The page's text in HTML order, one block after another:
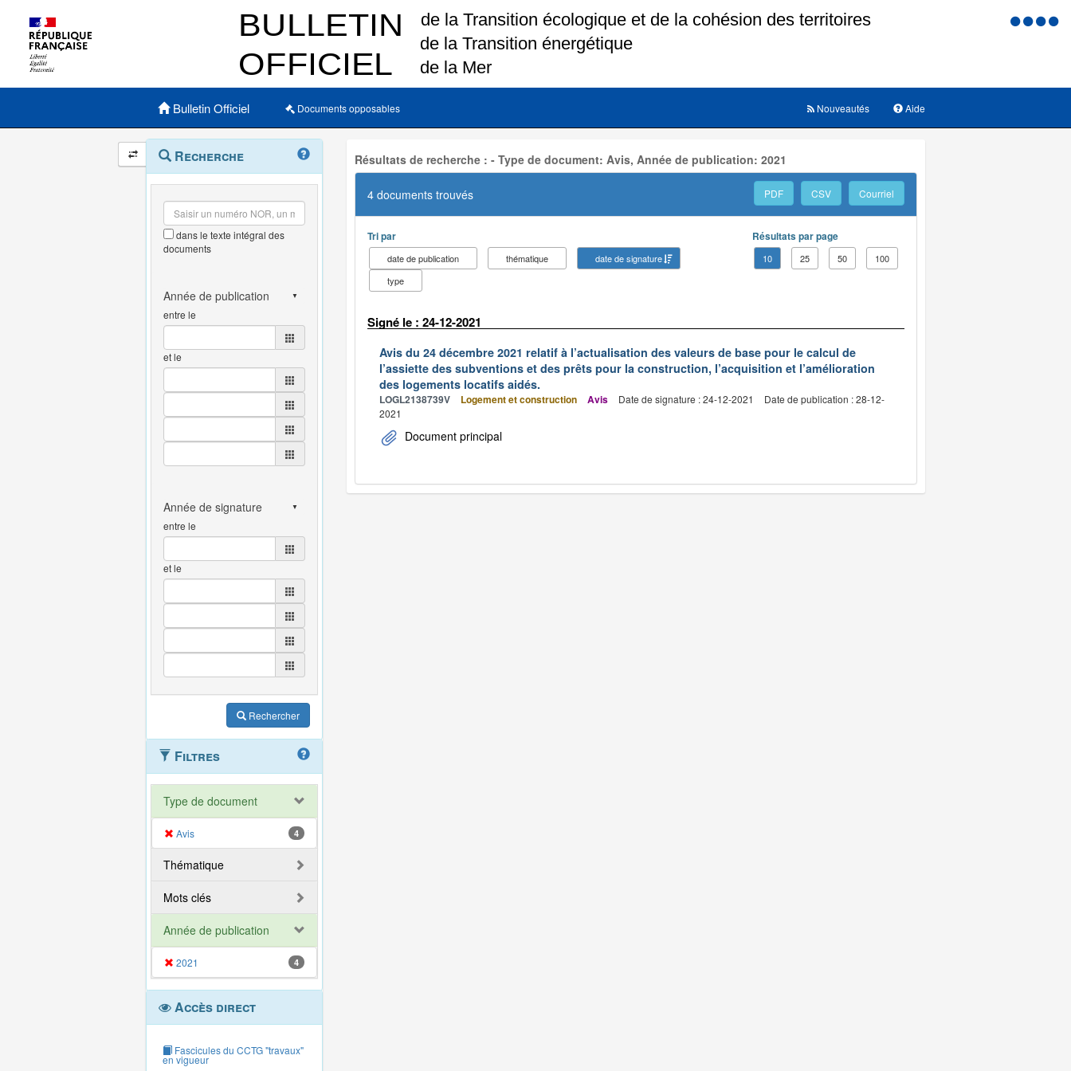
Menu
Menu principal
Bulletin Officiel Documents opposables Aide
Nouveautés
Navigation
et
outils
annexes
Menu
contextuel
Recherche
dans le texte intégral des
documents
entre le
et le
entre le
et le
Rechercher
Filtres
Type de document
Avis 4
Thématique
Mots clés
Année de publication
2021 4
Accès direct
Fascicules du CCTG "travaux"
en vigueur
Résultats de recherche : - Type de document: Avis, Année de publication: 2021
4 documents trouvés PDF CSV Courriel
Tri par
date de publication thématique
date de signature
type
Résultats par page
10 25 50 100
Signé le : 24-12-2021
Avis du 24 décembre 2021 relatif à l’actualisation des valeurs de base pour le calcul de
l’assiette des subventions et des prêts pour la construction, l’acquisition et l’amélioration
des logements locatifs aidés.
LOGL2138739V Logement et construction Avis Date de signature : 24-12-2021
Date de publication : 28-12-
2021
Document principal